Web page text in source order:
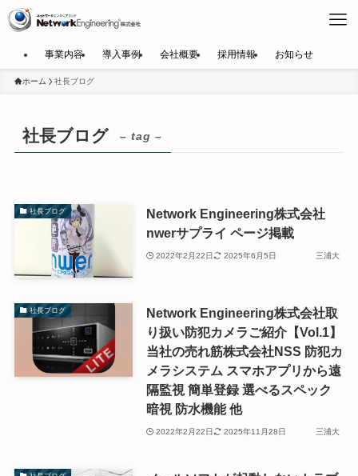
事業内容 導入事例 会社概要 採用情報 お知らせ
ホーム 社長ブログ
社長ブログ – tag –
社長ブログ
Network Engineering株式会社
nwerサプライ ページ掲載
2022年2月22日 2025年6月5日 三浦大
社長ブログ
Network Engineering株式会社取
り扱い防犯カメラご紹介【Vol.1】
当社の売れ筋株式会社NSS 防犯カ
メラシステム スマホアプリから遠
隔監視 簡単登録 選べるスペック
暗視 防水機能 他
2022年2月22日 2025年11月28日 三浦大